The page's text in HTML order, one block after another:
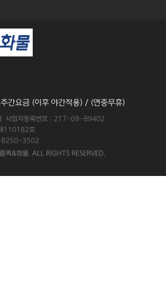
간요금 (이후 야간적용) / (연중무휴)
사업자등록번호 : 217-09-89402
110182호
8250-3502
&화물. ALL RIGHTS RESERVED.